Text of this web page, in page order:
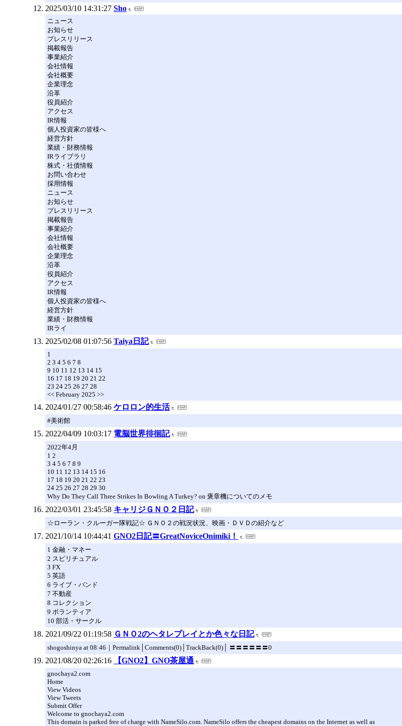
2025/03/10 14:31:27 Sho
ニュース
お知らせ
プレスリリース
掲載報告
事業紹介
会社情報
会社概要
企業理念
沿革
役員紹介
アクセス
IR情報
個人投資家の皆様へ
経営方針
業績・財務情報
IRライブラリ
株式・社債情報
お問い合わせ
採用情報
ニュース
お知らせ
プレスリリース
掲載報告
事業紹介
会社情報
会社概要
企業理念
沿革
役員紹介
アクセス
IR情報
個人投資家の皆様へ
経営方針
業績・財務情報
IRライ
2025/02/08 01:07:56 Taiya日記
1
2 3 4 5 6 7 8
9 10 11 12 13 14 15
16 17 18 19 20 21 22
23 24 25 26 27 28
<< February 2025 >>
2024/01/27 00:58:46 ケロロン的生活
#美術館
2022/04/09 10:03:17 電脳世界徘徊記
2022年4月
1 2
3 4 5 6 7 8 9
10 11 12 13 14 15 16
17 18 19 20 21 22 23
24 25 26 27 28 29 30
Why Do They Call Three Strikes In Bowling A Turkey? on 褒章機についてのメモ
2022/03/01 23:45:58 キャリジＧＮＯ２日記
☆ローラン・クルーガー隊戦記☆ ＧＮＯ２の戦況状況、映画・ＤＶＤの紹介など
2021/10/14 10:44:41 GNO2日記〓GreatNoviceOnimiki！
1 金融・マネー
2 スピリチュアル
3 FX
5 英語
6 ライブ・バンド
7 不動産
8 コレクション
9 ボランティア
10 部活・サークル
2021/09/22 01:19:58 ＧＮＯ2のヘタレプレイとか色々な日記
shogoshinya at 08:46｜Permalink│Comments(0)│TrackBack(0)│ 〓〓〓〓〓〓0
2021/08/20 02:26:16 【GNO2】GNO茶屋通
gnochaya2.com
Home
View Videos
View Tweets
Submit Offer
Welcome to gnochaya2.com
This domain is parked free of charge with NameSilo.com. NameSilo offers the cheapest domains on the Internet as well as